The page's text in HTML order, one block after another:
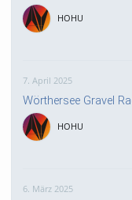
HOHU
7. April 2025
Wörthersee Gravel
HOHU
6. März 2025